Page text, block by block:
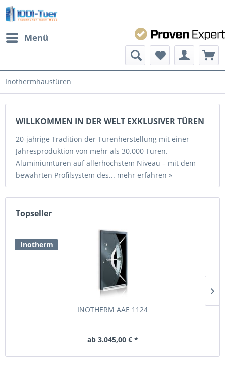
Menü
Inothermhaustüren
WILLKOMMEN IN DER WELT EXKLUSIVER TÜREN
20-jährige Tradition der Türenherstellung mit einer
Jahresproduktion von mehr als 30.000 Türen.
Aluminiumtüren auf allerhöchstem Niveau – mit dem
bewährten Profilsystem des... mehr erfahren »
Topseller
Inotherm
INOTHERM AAE 1124
ab 3.045,00 € *